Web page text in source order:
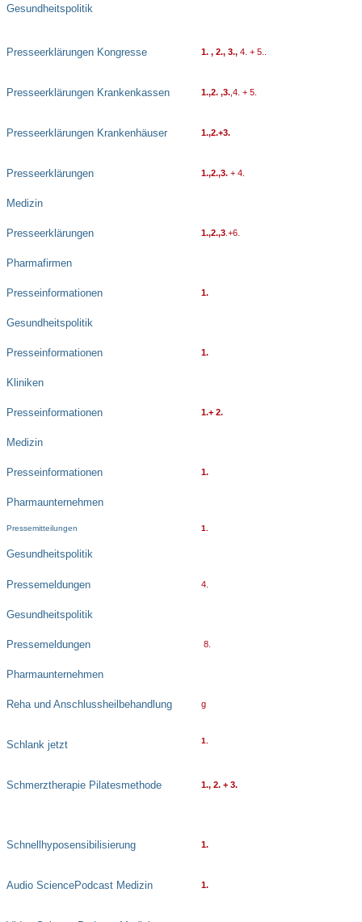
Gesundheitspolitik
Presseerklärungen Kongresse 1. , 2., 3., 4. + 5..
Presseerklärungen Krankenkassen 1.,2. ,3. ,4. + 5.
Presseerklärungen Krankenhäuser 1.,2.+3.
Presseerklärungen
Medizin
1.,2.,3. + 4.
Presseerklärungen
Pharmafirmen
1.,2.,3 .+6.
Presseinformationen
Gesundheitspolitik
1.
Presseinformationen
Kliniken
1.
Presseinformationen
Medizin
1.+ 2.
Presseinformationen
Pharmaunternehmen
1.
Pressemitteilungen
Gesundheitspolitik
1.
Pressemeldungen
Gesundheitspolitik
4.
Pressemeldungen
Pharmaunternehmen
8.
Reha und Anschlussheilbehandlung g
Schlank jetzt 1.
Schmerztherapie Pilatesmethode 1., 2. + 3.
Schnellhyposensibilisierung 1.
Audio SciencePodcast Medizin 1.